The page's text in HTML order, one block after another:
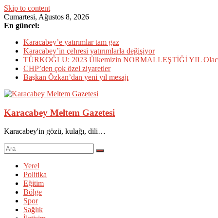
Skip to content
Cumartesi, Ağustos 8, 2026
En güncel:
Karacabey’e yatırımlar tam gaz
Karacabey’in çehresi yatırımlarla değişiyor
TÜRKOĞLU: 2023 Ülkemizin NORMALLEŞTİĞİ YIL
CHP’den çok özel ziyaretler
Başkan Özkan’dan yeni yıl mesajı
Karacabey Meltem Gazetesi
Karacabey'in gözü, kulağı, dili…
Yerel
Politika
Eğitim
Bölge
Spor
Sağlık